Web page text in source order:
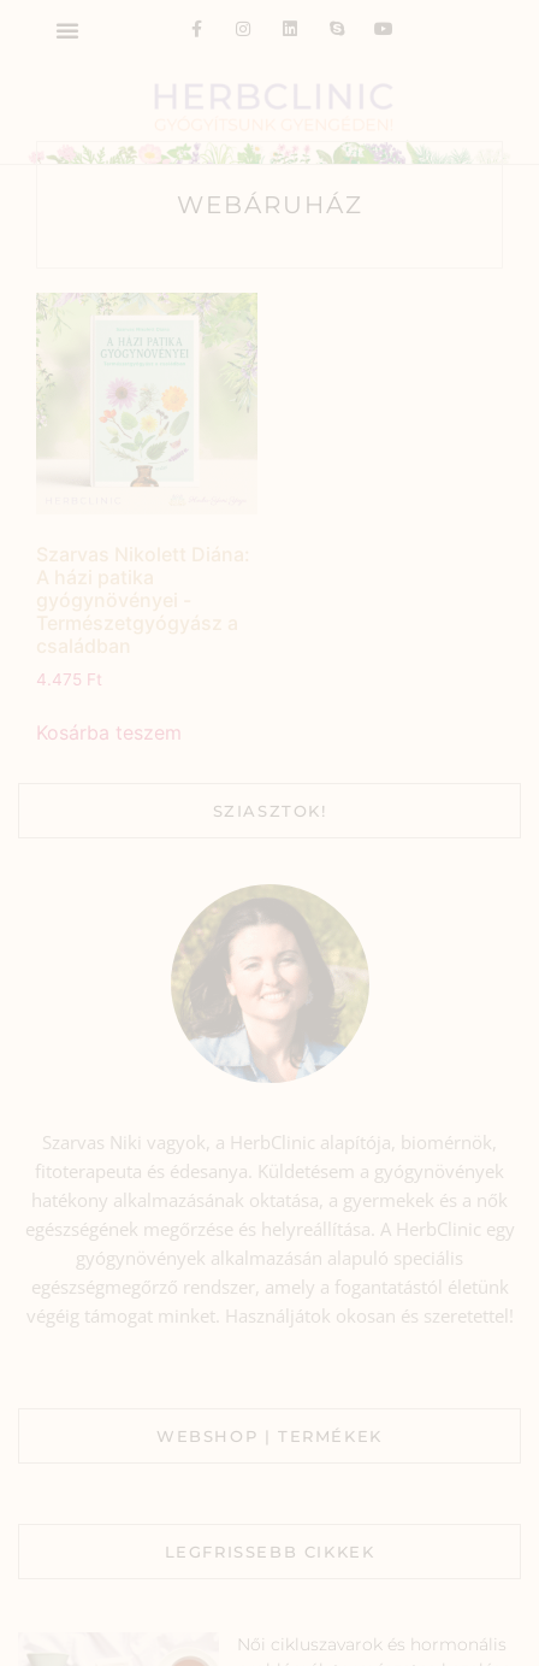
WEBÁRUHÁZ
4.475 Ft
Kosárba teszem
SZIASZTOK!
Szarvas Niki vagyok, a HerbClinic alapítója, biomérnök,
fitoterapeuta és édesanya. Küldetésem a gyógynövények
hatékony alkalmazásának oktatása, a gyermekek és a nők
egészségének megőrzése és helyreállítása. A HerbClinic egy
gyógynövények alkalmazásán alapuló speciális
egészségmegőrző rendszer, amely a fogantatástól életünk
végéig támogat minket. Használjátok okosan és szeretettel!
WEBSHOP | TERMÉKEK
LEGFRISSEBB CIKKEK
Női cikluszavarok és hormonális